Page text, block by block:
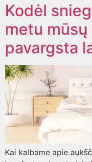
Kodėl
metu
pavargsta
Kai kalbame apie